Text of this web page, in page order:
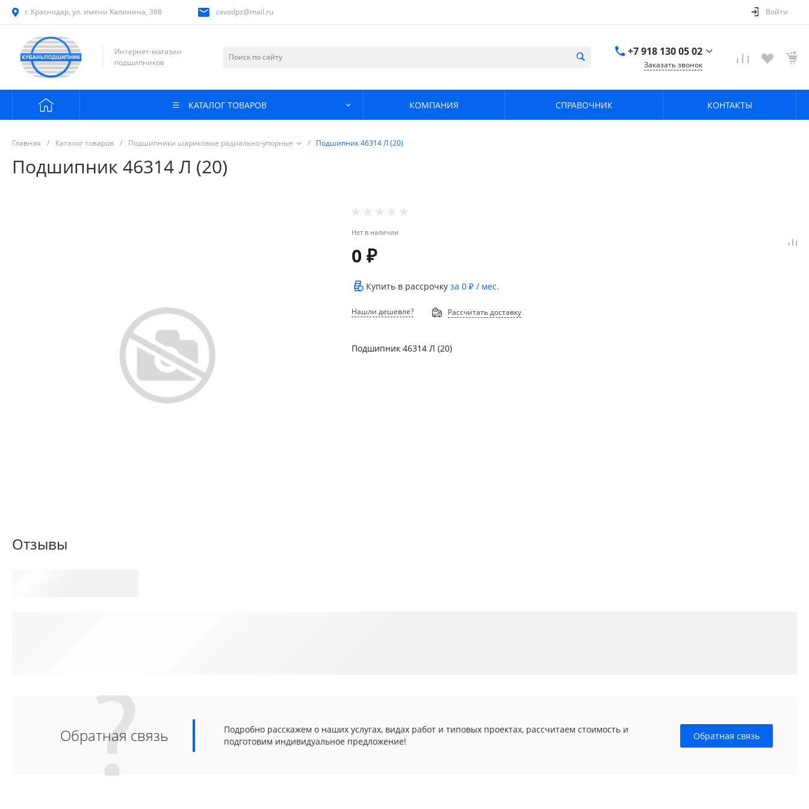
г. Краснодар, ул. имени Калинина, 368 zavodpz@mail.ru Войти
Интернет-магазин
подшипников
+7 918 130 05 02
Заказать звонок
КАТАЛОГ ТОВАРОВ КОМПАНИЯ СПРАВОЧНИК КОНТАКТЫ
Главная / Каталог товаров / Подшипники шариковые радиально-упорные / Подшипник 46314 Л (20)
Подшипник 46314 Л (20)
Нет в наличии
0 ₽
Купить в рассрочкуза0 ₽ / мес.
Нашли дешевле? Рассчитать доставку
Подшипник 46314 Л (20)
Отзывы
Обратная связь
Подробно расскажем о наших услугах, видах работ и типовых проектах, рассчитаем стоимость и
подготовим индивидуальное предложение!
Обратная связь